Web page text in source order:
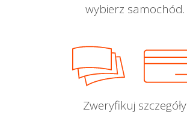
wybierz samochód.
Zweryfikuj szczegóły